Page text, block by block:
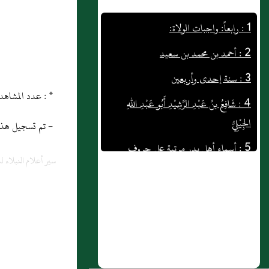
1 : رابعاً: واجبات الولاة:
2 : أحمد بن محمد بن سعيد
3 : سنة إحدى وأربعين
4 : شَافِعُ بنُ عَبْدِ الرَّشِيْدِ أَبُو عَبْدِ اللهِ
الجِيْلِيُّ
5 : أسماء أهل بدر مرتبة على حروف
المعجم : حرف التاء
* : عدد المشاهدات و التنزيل منذ 14/12/
- تم تسجيل هذه
سير أعلام